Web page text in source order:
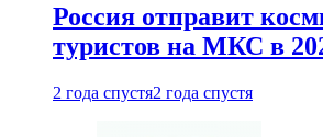
Россия отправит
туристов на МКС в
2 года спустя2 года спустя